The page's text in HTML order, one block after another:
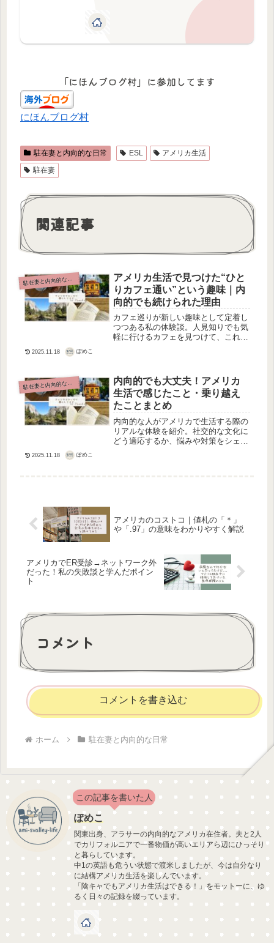
「にほんブログ村」に参加してます
にほんブログ村
駐在妻と内向的な日常 ESL
アメリカ生活
駐在妻
関連記事
駐
在妻と内向的な日常
アメリカ生活で見つけた“ひと
りカフェ通い”という趣味｜内
向的でも続けられた理由
カフェ巡りが新しい趣味として定着し
つつある私の体験談。人見知りでも気
軽に行けるカフェを見つけて、これか
2025.11.18 ぽめこ
駐
在妻と内向的な日常
内向的でも大丈夫！アメリカ
生活で感じたこと・乗り越え
たことまとめ
内向的な人がアメリカで生活する際の
リアルな体験を紹介。社交的な文化に
どう適応するか、悩みや対策をシェア
2025.11.18 ぽめこ
アメリカのコストコ｜値札の「＊」
や「.97」の意味をわかりやすく解説
アメリカでER受診→ネットワーク外
だった！私の失敗談と学んだポイン
ト
コメント
コメントを書き込む
ホーム 駐在妻と内向的な日常
この記事を書いた人
ぽめこ
関東出身、アラサーの内向的なアメリカ在住者。夫と2人
でカリフォルニアで一番物価が高いエリアら辺にひっそり
と暮らしています。
中1の英語も危うい状態で渡米しましたが、今は自分なり
に結構アメリカ生活を楽しんでいます。
「陰キャでもアメリカ生活はできる！」をモットーに、ゆ
るく日々の記録を綴っています。